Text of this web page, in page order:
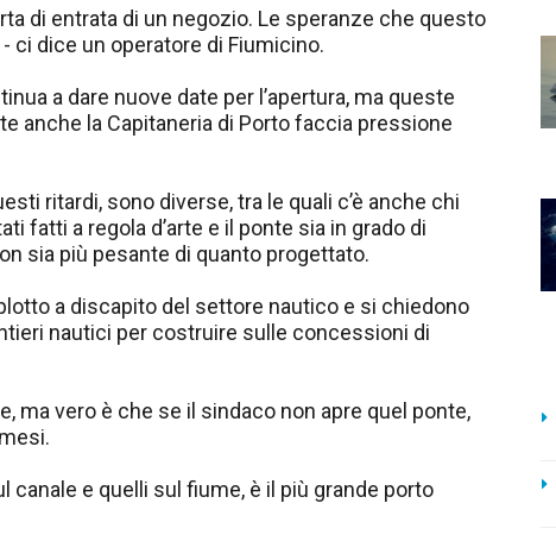
di entrata di un negozio. Le speranze che questo
ci dice un operatore di Fiumicino.
a dare nuove date per l’apertura, ma queste
anche la Capitaneria di Porto faccia pressione
ritardi, sono diverse, tra le quali c’è anche chi
fatti a regola d’arte e il ponte sia in grado di
sia più pesante di quanto progettato.
a discapito del settore nautico e si chiedono
nautici per costruire sulle concessioni di
ma vero è che se il sindaco non apre quel ponte,
canale e quelli sul fiume, è il più grande porto